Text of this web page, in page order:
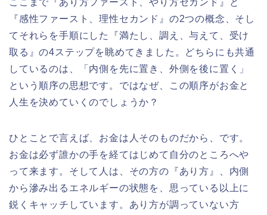
『感性ファースト、理性セカンド』の2つの概念、そし
てそれらを手順にした『満たし、調え、与えて、受け
取る』の4ステップを眺めてきました。どちらにも共通
しているのは、「内側を先に置き、外側を後に置く」
という順序の思想です。ではなぜ、この順序がお金と
人生を決めていくのでしょうか？
ひとことで言えば、お金は人そのものだから、です。
お金は必ず誰かの手を経てはじめて自分のところへや
って来ます。そして人は、その方の『あり方』、内側
から滲み出るエネルギーの状態を、思っている以上に
鋭くキャッチしています。あり方が調っていない方